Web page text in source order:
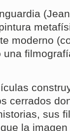
moderno
cerrados
sus
la